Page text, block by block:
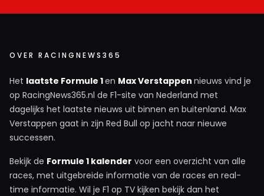
OVER RACINGNEWS365
Het laatste Formule 1en Max Verstappen nieuws vind je
op RacingNews365.nl de F1-site van Nederland met
dagelijks het laatste nieuws uit binnen en buitenland. Max
Verstappen gaat in zijn Red Bull op jacht naar nieuwe
successen.
Bekijk de Formule 1 kalender voor een overzicht van alle
races, met uitgebreide informatie van de races en real-
time informatie. Wil je F1 op TV kijken bekijk dan het